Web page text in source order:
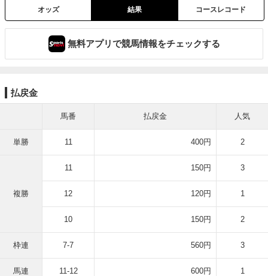
オッズ 結果 コースレコード
無料アプリで競馬情報をチェックする
払戻金
馬番 払戻金 人気
単勝 11 400円 2
複勝
11 150円 3
12 120円 1
10 150円 2
枠連 7-7 560円 3
馬連 11-12 600円 1